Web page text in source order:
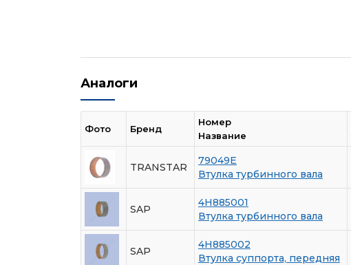
Аналоги
Фото Бренд
Номер
Название
TRANSTAR
79049E
Втулка турбинного вала
SAP
4H885001
Втулка турбинного вала
SAP
4H885002
Втулка суппорта, передняя